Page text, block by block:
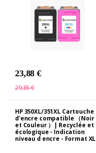
23,88 €
29,85 €
HP 350XL/351XL Cartouche
d'encre compatible （Noir
et Couleur ）| Recyclée et
écologique - Indication
niveau d encre - Format XL